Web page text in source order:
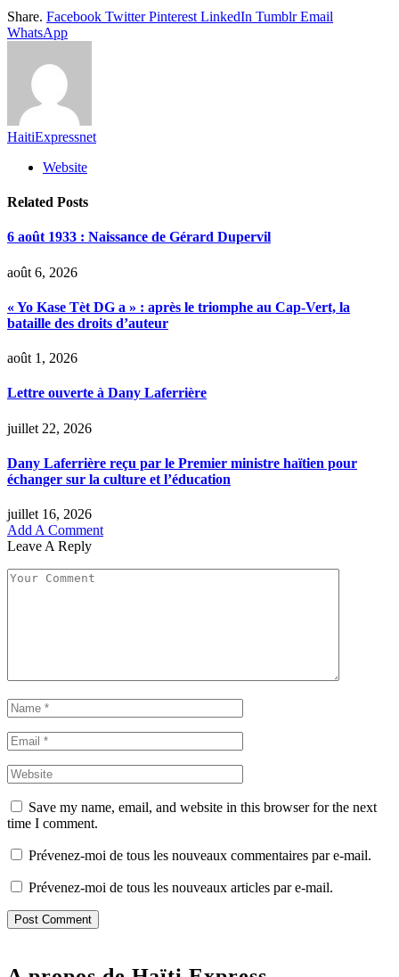
Share. Facebook Twitter Pinterest LinkedIn Tumblr Email
WhatsApp
HaitiExpressnet
Website
Related Posts
6 août 1933 : Naissance de Gérard Dupervil
août 6, 2026
« Yo Kase Tèt DG a » : après le triomphe au Cap-Vert, la
bataille des droits d’auteur
août 1, 2026
Lettre ouverte à Dany Laferrière
juillet 22, 2026
Dany Laferrière reçu par le Premier ministre haïtien pour
échanger sur la culture et l’éducation
juillet 16, 2026
Add A Comment
Leave A Reply
Save my name, email, and website in this browser for the next
time I comment.
Prévenez-moi de tous les nouveaux commentaires par e-mail.
Prévenez-moi de tous les nouveaux articles par e-mail.